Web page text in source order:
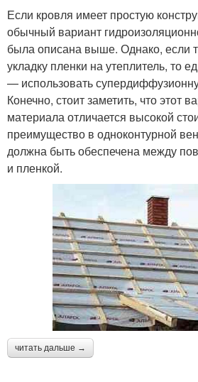
Если кровля имеет простую
обычный вариант
была описана выше. Однако, если
укладку пленки на утеплитель, то
— использовать
Конечно, стоит заметить, что этот
материала отличается высокой
преимущество в одноконтурной
должна быть обеспечена между
и пленкой.
читать дальше →